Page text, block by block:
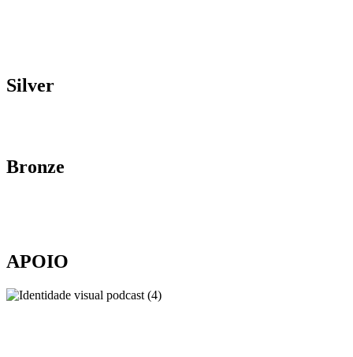
Silver
Bronze
APOIO